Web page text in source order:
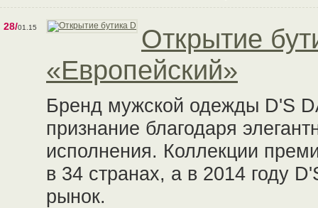
28/01.15
Открытие
«Европейский»
Бренд мужской одежды D'S
признание благодаря
исполнения. Коллекции
в 34 странах, а в 2014 году
рынок.